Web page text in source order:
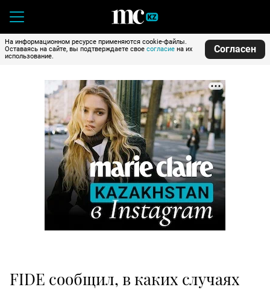
На информационном ресурсе применяются cookie-файлы.
Оставаясь на сайте, вы подтверждаете свое согласие на их
использование.
Согласен
FIDE сообщил, в каких случаях